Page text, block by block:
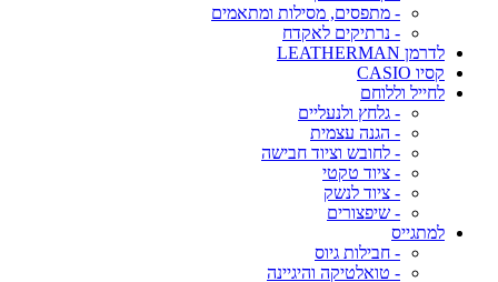
- מתפסים, מסילות ומתאמים
- נרתיקים לאקדח
לדרמן LEATHERMAN
קסיו CASIO
לחייל וללוחם
- גלחץ ולנעליים
- הגנה עצמית
- לחובש וציוד חבישה
- ציוד טקטי
- ציוד לנשק
- שיפצורים
למתגייס
- חבילות גיוס
- טואלטיקה והיגיינה